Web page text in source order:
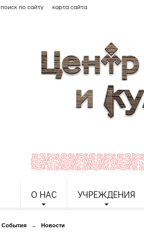
поиск по сайту карта сайта
О НАС УЧРЕЖДЕНИЯ
События → Новости